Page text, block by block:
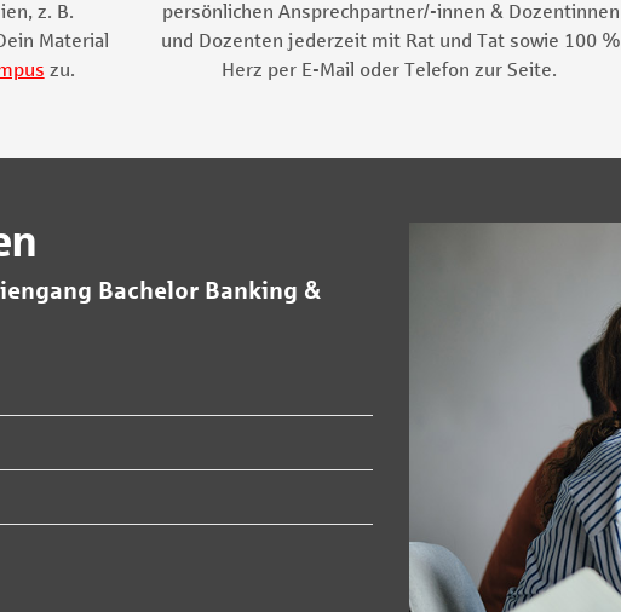
z. B.
Material
zu.
persönlichen Ansprechpartner/-innen & Dozentinnen
und Dozenten jederzeit mit Rat und Tat sowie 100 %
Herz per E-Mail oder Telefon zur Seite.
Bachelor Banking &